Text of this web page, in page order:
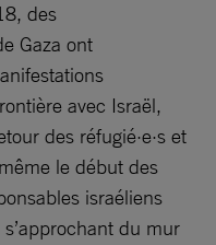
des
Gaza ont
avec Israël,
des réfugié·e·s et
le début des
israéliens
du mur